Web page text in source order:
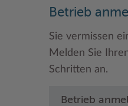
Betrieb
Sie vermissen
Melden Sie
Schritten an.
Betrieb